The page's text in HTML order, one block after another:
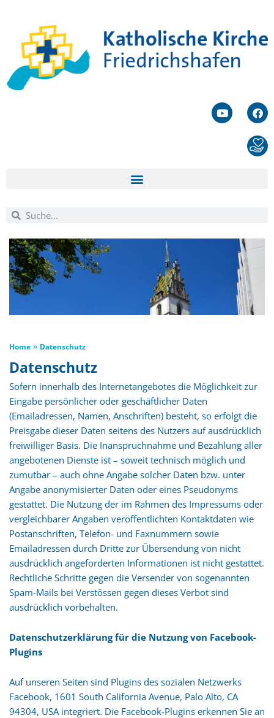
Home » Datenschutz
Datenschutz
Sofern innerhalb des Internetangebotes die Möglichkeit zur
Eingabe persönlicher oder geschäftlicher Daten
(Emailadressen, Namen, Anschriften) besteht, so erfolgt die
Preisgabe dieser Daten seitens des Nutzers auf ausdrücklich
freiwilliger Basis. Die Inanspruchnahme und Bezahlung aller
angebotenen Dienste ist – soweit technisch möglich und
zumutbar – auch ohne Angabe solcher Daten bzw. unter
Angabe anonymisierter Daten oder eines Pseudonyms
gestattet. Die Nutzung der im Rahmen des Impressums oder
vergleichbarer Angaben veröffentlichten Kontaktdaten wie
Postanschriften, Telefon- und Faxnummern sowie
Emailadressen durch Dritte zur Übersendung von nicht
ausdrücklich angeforderten Informationen ist nicht gestattet.
Rechtliche Schritte gegen die Versender von sogenannten
Spam-Mails bei Verstössen gegen dieses Verbot sind
ausdrücklich vorbehalten.
Datenschutzerklärung für die Nutzung von Facebook-
Plugins
Auf unseren Seiten sind Plugins des sozialen Netzwerks
Facebook, 1601 South California Avenue, Palo Alto, CA
94304, USA integriert. Die Facebook-Plugins erkennen Sie an